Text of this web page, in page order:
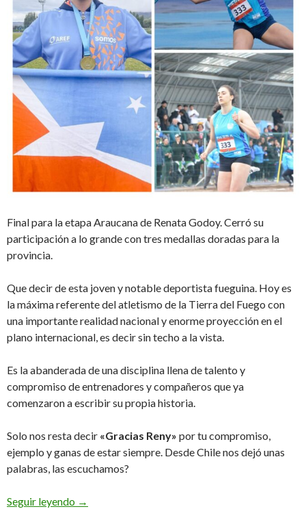
Final para la etapa Araucana de Renata Godoy. Cerró su
participación a lo grande con tres medallas doradas para la
provincia.
Que decir de esta joven y notable deportista fueguina. Hoy es
la máxima referente del atletismo de la Tierra del Fuego con
una importante realidad nacional y enorme proyección en el
plano internacional, es decir sin techo a la vista.
Es la abanderada de una disciplina llena de talento y
compromiso de entrenadores y compañeros que ya
comenzaron a escribir su propia historia.
Solo nos resta decir «Gracias Reny» por tu compromiso,
ejemplo y ganas de estar siempre. Desde Chile nos dejó unas
palabras, las escuchamos?
Seguir leyendo Se despidió la «Piba» de Oro (Audio)
→